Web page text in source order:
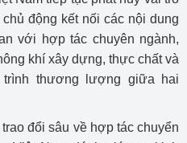
động kết nối các nội dung
với hợp tác chuyên ngành,
khí xây dựng, thực chất và
thương lượng giữa hai
đổi sâu về hợp tác chuyển